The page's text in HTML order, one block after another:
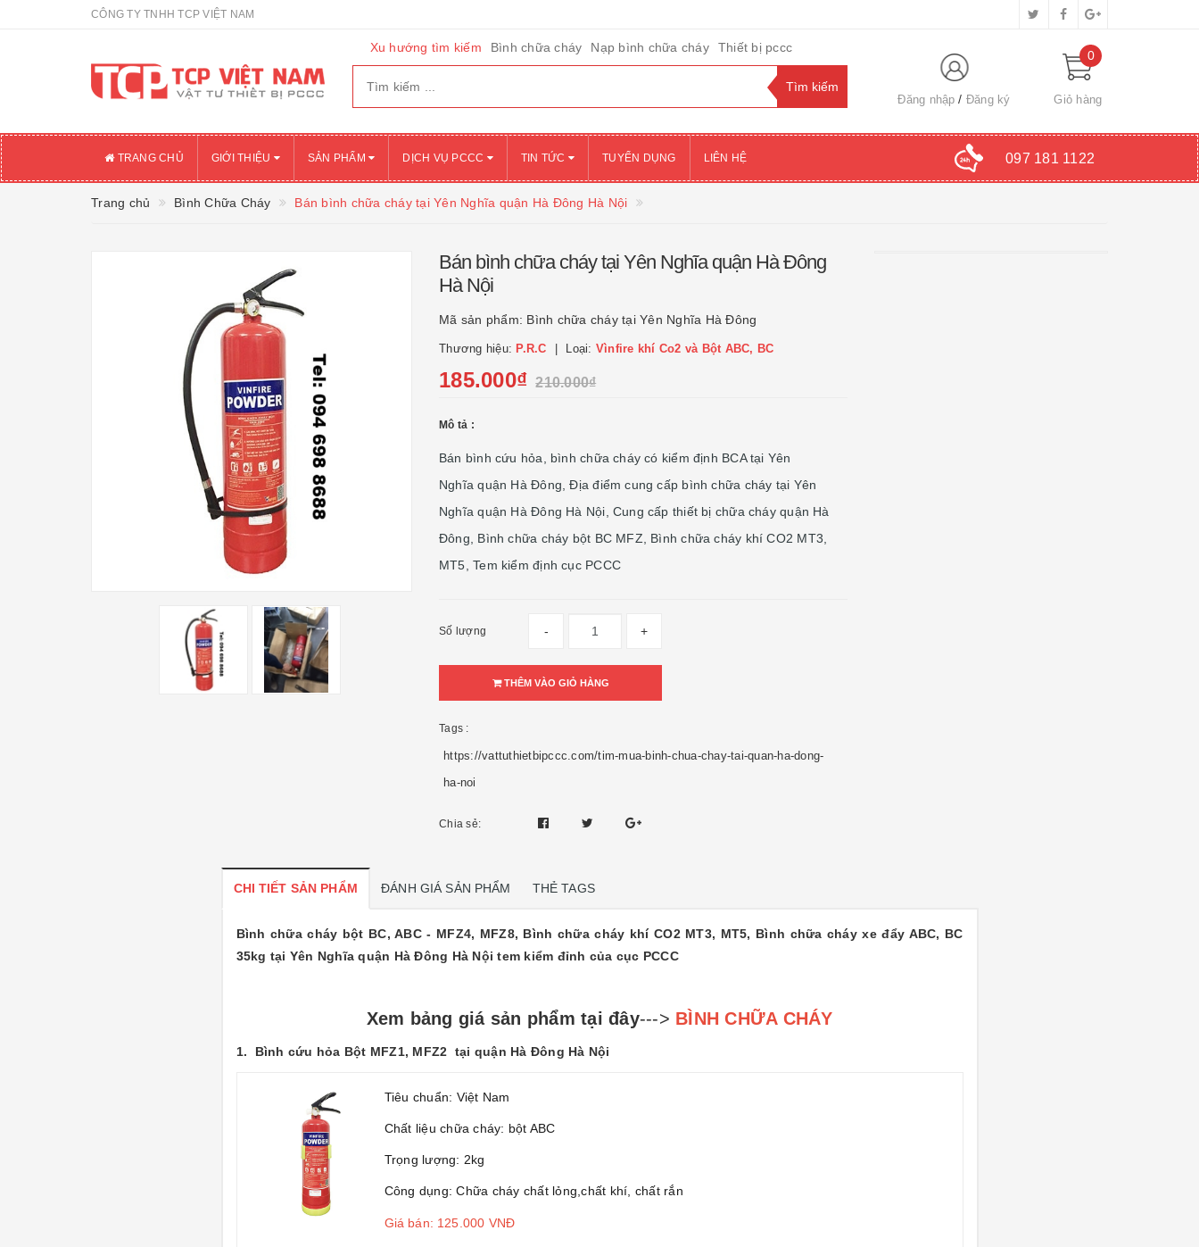
CÔNG TY TNHH TCP VIỆT NAM
Xu hướng tìm kiếm Bình chữa cháy Nạp bình chữa cháy Thiết bị pccc
Đăng nhập Đăng ký
0
Giỏ hàng
TRANG CHỦ GIỚI THIỆU SẢN PHẨM DỊCH VỤ PCCC TIN TỨC TUYỂN DỤNG LIÊN HỆ 097 181 1122
Trang chủ Bình Chữa Cháy Bán bình chữa cháy tại Yên Nghĩa quận Hà Đông Hà Nội
Bán bình chữa cháy tại Yên Nghĩa quận Hà Đông
Hà Nội
Mã sản phẩm: Bình chữa cháy tại Yên Nghĩa Hà Đông
Thương hiệu: P.R.C Loại: Vìnfire khí Co2 và Bột ABC, BC
185.000₫ 210.000₫
Mô tả :
Bán bình cứu hỏa, bình chữa cháy có kiểm định BCA tại Yên
Nghĩa quận Hà Đông, Địa điểm cung cấp bình chữa cháy tại Yên
Nghĩa quận Hà Đông Hà Nội, Cung cấp thiết bị chữa cháy quận Hà
Đông, Bình chữa cháy bột BC MFZ, Bình chữa cháy khí CO2 MT3,
MT5, Tem kiểm định cục PCCC
Số lượng - +
THÊM VÀO GIỎ HÀNG
Tags :
https://vattuthietbipccc.com/tim-mua-binh-chua-chay-tai-quan-ha-dong-
ha-noi
Chia sẻ:
CHI TIẾT SẢN PHẨM ĐÁNH GIÁ SẢN PHẨM THẺ TAGS
Bình chữa cháy bột BC, ABC - MFZ4, MFZ8, Bình chữa cháy khí CO2 MT3, MT5, Bình chữa cháy xe đẩy ABC, BC
35kg tại Yên Nghĩa quận Hà Đông Hà Nội tem kiểm đỉnh của cục PCCC
Xem bảng giá sản phẩm tại đây---> BÌNH CHỮA CHÁY
1. Bình cứu hỏa Bột MFZ1, MFZ2 tại quận Hà Đông Hà Nội
Tiêu chuẩn: Việt Nam
Chất liệu chữa cháy: bột ABC
Trọng lượng: 2kg
Công dụng: Chữa cháy chất lỏng,chất khí, chất rắn
Giá bán: 125.000 VNĐ